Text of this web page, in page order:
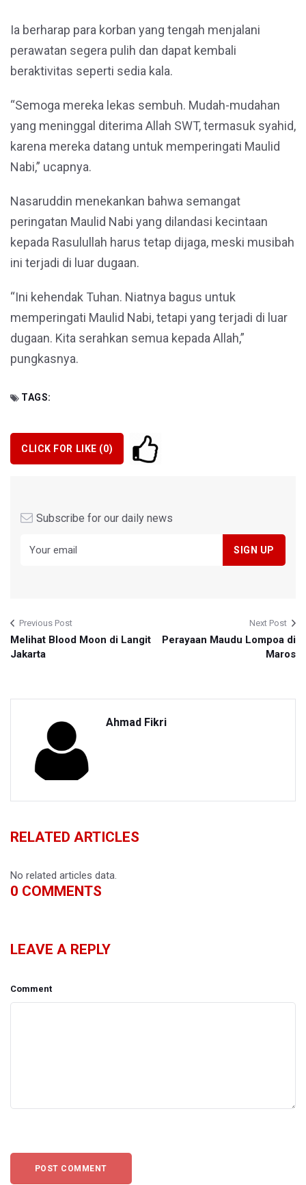
Ia berharap para korban yang tengah menjalani
perawatan segera pulih dan dapat kembali
beraktivitas seperti sedia kala.
“Semoga mereka lekas sembuh. Mudah-mudahan
yang meninggal diterima Allah SWT, termasuk syahid,
karena mereka datang untuk memperingati Maulid
Nabi,” ucapnya.
Nasaruddin menekankan bahwa semangat
peringatan Maulid Nabi yang dilandasi kecintaan
kepada Rasulullah harus tetap dijaga, meski musibah
ini terjadi di luar dugaan.
“Ini kehendak Tuhan. Niatnya bagus untuk
memperingati Maulid Nabi, tetapi yang terjadi di luar
dugaan. Kita serahkan semua kepada Allah,”
pungkasnya.
TAGS:
CLICK FOR LIKE (0)
Subscribe for our daily news
Previous Post
Melihat Blood Moon di Langit
Jakarta
Next Post
Perayaan Maudu Lompoa di
Maros
Ahmad Fikri
RELATED ARTICLES
No related articles data.
0 COMMENTS
LEAVE A REPLY
Comment